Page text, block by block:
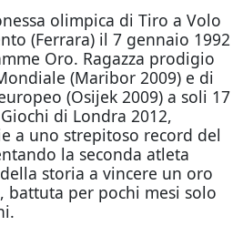
olimpica di Tiro a Volo
(Ferrara) il 7 gennaio 1992
Oro. Ragazza prodigio
(Maribor 2009) e di
(Osijek 2009) a soli 17
di Londra 2012,
a uno strepitoso record del
la seconda atleta
storia a vincere un oro
per pochi mesi solo